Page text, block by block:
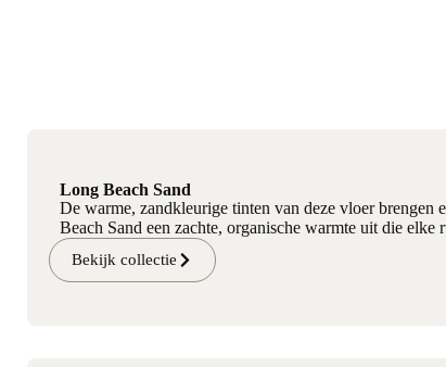
Long Beach Sand
De warme, zandkleurige tinten van deze vloer brengen
Beach Sand een zachte, organische warmte uit die elke
Bekijk collectie